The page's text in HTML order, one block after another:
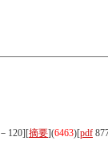
120][摘要](6463)[pdf